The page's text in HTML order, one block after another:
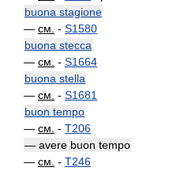
buona stagione
— см. - S1580
buona stecca
— см. - S1664
buona stella
— см. - S1681
buon tempo
— см. - T206
— avere buon tempo
— см. - T246